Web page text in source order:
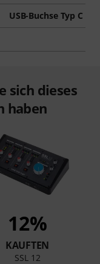
USB-Buchse Typ C
sich dieses
haben
12%
KAUFTEN
SSL 12